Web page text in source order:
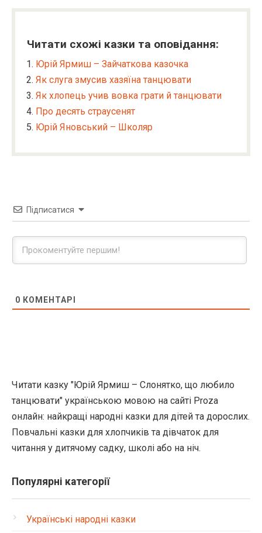
Читати схожі казки та оповідання:
Юрій Ярмиш – Зайчаткова казочка
Як слуга змусив хазяїна танцювати
Як хлопець учив вовка грати й танцювати
Про десять страусенят
Юрій Яновський – Школяр
Підписатися
0 КОМЕНТАРІ
Читати казку "Юрій Ярмиш – Слонятко, що любило
танцювати" українською мовою на сайті Proza
онлайн: найкращі народні казки для дітей та дорослих.
Повчальні казки для хлопчиків та дівчаток для
читання у дитячому садку, школі або на ніч.
Популярні категорії
Українські народні казки